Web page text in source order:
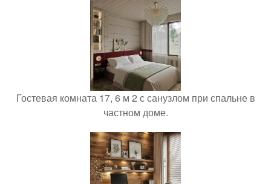
Гостевая комната 17, 6 м 2 с санузлом при спальне в
частном доме.